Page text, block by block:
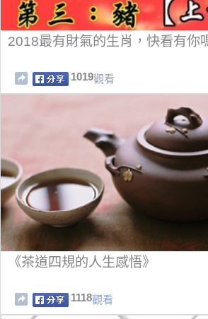
2018最有財氣的生肖，快看有你
1019觀看
《茶道四規的人生感悟》
1118觀看